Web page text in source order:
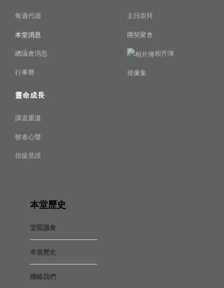
每週代禱
本堂消息
總議會消息
行事曆
主日崇拜
團契聚會
相片簿
視像集
靈命成長
講道重溫
牧者心聲
信徒見證
本堂歷史
堂區議會
本堂歷史
聯絡我們